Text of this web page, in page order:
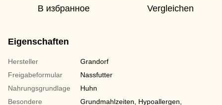
В избранное Vergleichen
Eigenschaften
Hersteller
Grandorf
Freigabeformular
Nassfutter
Nahrungsgrundlage
Huhn
Besondere
Grundmahlzeiten, Hypoallergen,